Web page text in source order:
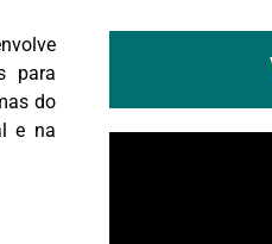
para
do
e na